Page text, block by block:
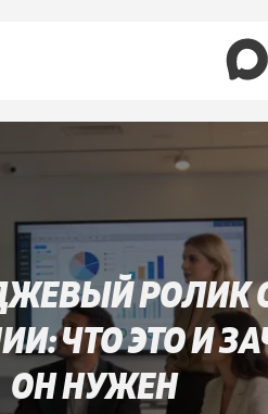
РОЛИК
ЧТО ЭТО И
ОН НУЖЕН